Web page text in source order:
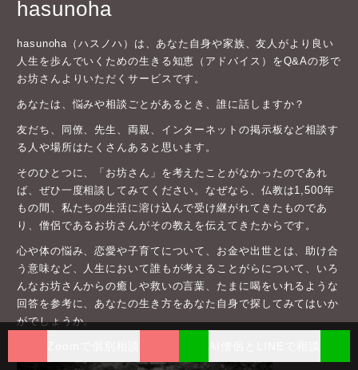
hasunoha
hasunoha（ハスノハ）は、あなた自身や家族、友人がより良い
人生を歩んでいくための生きる知恵（アドバイス）をQ&Aの形で
お坊さんよりいただくサービスです。
あなたは、悩みや相談ごとがあるとき、誰に話しますか？
友だち、同僚、先生、両親、インターネットの掲示板など相談す
る人や場所はたくさんあると思います。
そのひとつに、「お坊さん」を考えたことがなかったのであれ
ば、ぜひ一度相談してみてください。なぜなら、仏教は1,500年
もの間、私たちの生活に溶け込んで受け継がれてきたものであ
り、僧侶であるお坊さんがその教えを伝えてきたからです。
心や体の悩み、恋愛や子育てについて、お金や出世とは、助け合
う意味など、人生において誰もが考えることがらについて、いろ
んなお坊さんからの癒しや救いの言葉、たまに喝をいれるような
回答を参考に、あなたの生き方をあなた自身で探してみてはいか
がでしょうか。